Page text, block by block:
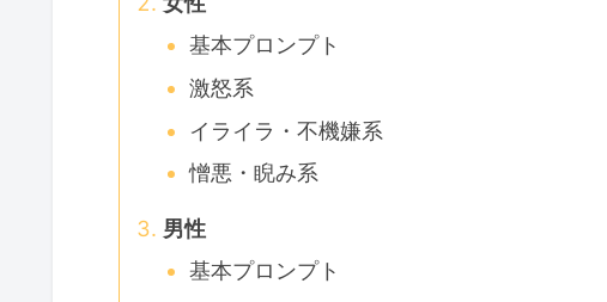
基本プロンプト
激怒系
イライラ・不機嫌系
憎悪・睨み系
男性
基本プロンプト